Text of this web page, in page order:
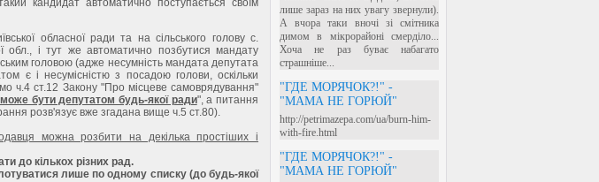
лише зараз на них увагу звернули).
А вчора таки вночі зі смітника
димом в мікрорайоні смерділо...
Хоча не раз буває набагато
страшніше...
"ГДЕ МОРЯЧОК?!" -
"МАМА НЕ ГОРЮЙ"
http://petrimazepa.com/ua/burn-him-
with-fire.html
"ГДЕ МОРЯЧОК?!" -
"МАМА НЕ ГОРЮЙ"
обласної ради та на сільського голову с.
обл., і тут же автоматично позбутися мандату
головою (адже несумність мандата депутата
є і несумісністю з посадою голови, оскільки
ч.4 ст.12 Закону "Про місцеве самоврядування"
бути депутатом будь-якої ради", а питання
розв'язує вже згадана вище ч.5 ст.80).
можна розбити на декілька простіших і
до кількох різних рад.
лише по одному списку (до будь-якої